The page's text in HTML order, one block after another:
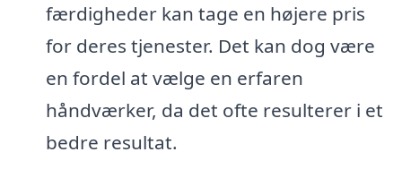
færdigheder kan tage en højere pris
for deres tjenester. Det kan dog være
en fordel at vælge en erfaren
håndværker, da det ofte resulterer i et
bedre resultat.